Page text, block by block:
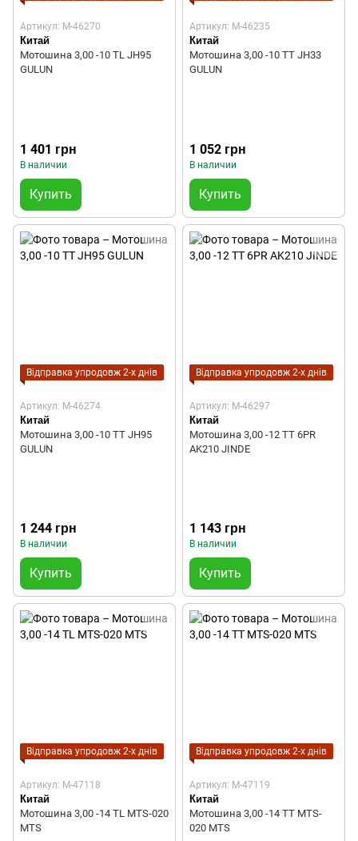
Артикул: M-46270
Китай
Мотошина 3,00 -10 ТL JH95
GULUN
1 401 грн
В наличии
Купить
Артикул: M-46235
Китай
Мотошина 3,00 -10 ТТ JH33
GULUN
1 052 грн
В наличии
Купить
Відправка упродовж 2-х днів
Артикул: M-46274
Китай
Мотошина 3,00 -10 ТТ JH95
GULUN
1 244 грн
В наличии
Купить
Відправка упродовж 2-х днів
Артикул: M-46297
Китай
Мотошина 3,00 -12 TT 6PR
AK210 JINDE
1 143 грн
В наличии
Купить
Відправка упродовж 2-х днів
Артикул: M-47118
Китай
Мотошина 3,00 -14 TL MTS-020
MTS
Відправка упродовж 2-х днів
Артикул: M-47119
Китай
Мотошина 3,00 -14 TT MTS-
020 MTS